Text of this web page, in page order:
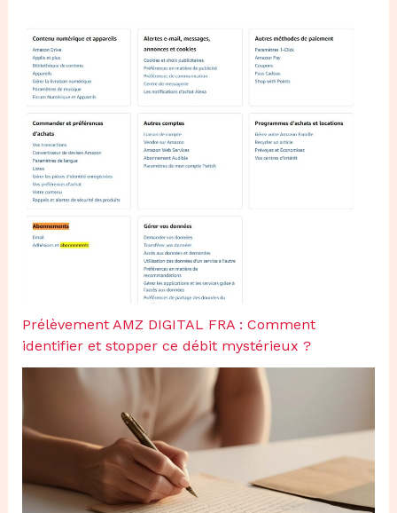
Prélèvement AMZ DIGITAL FRA : Comment
identifier et stopper ce débit mystérieux ?